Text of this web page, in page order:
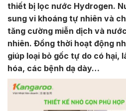
thiết bị lọc nước Hydrogen.
sung vi khoáng tự nhiên và
tăng cường miễn dịch và
nhiên. Đồng thời hoạt động
giúp loại bỏ gốc tự do có hại,
hóa, các bệnh dạ dày…